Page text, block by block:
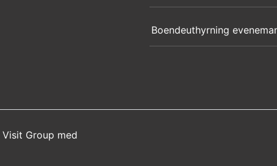
Boendeuthyrning
Visit Group med